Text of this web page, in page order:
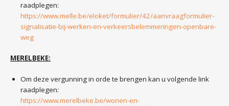
raadplegen:
https://www.melle.be/eloket/formulier/42/aanvraagformulier-
signalisatie-bij-werken-en-verkeersbelemmeringen-openbare-
weg
MERELBEKE:
Om deze vergunning in orde te brengen kan u volgende link
raadplegen:
https://www.merelbeke.be/wonen-en-